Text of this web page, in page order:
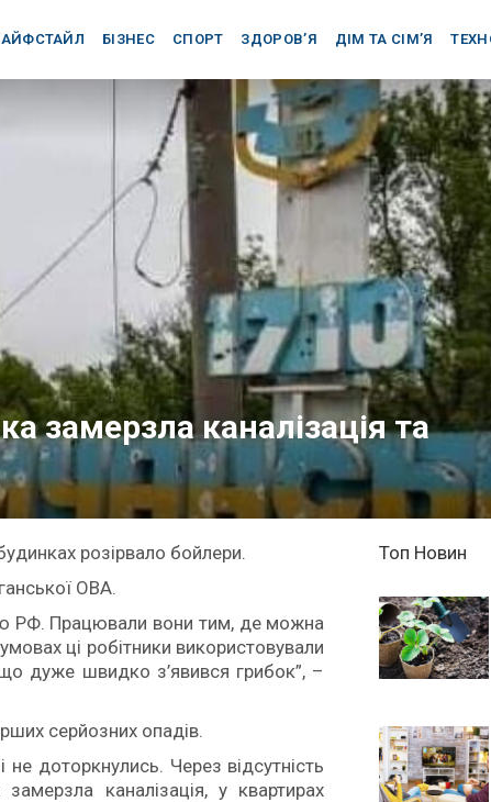
БІЗНЕС СПОРТ ЗДОРОВ’Я ДІМ ТА СІМ’Я
замерзла каналізація та
розірвало бойлери.
ОВА.
РФ. Працювали вони тим, де можна
ці робітники використовували
що дуже швидко з’явився грибок”, –
серйозних опадів.
доторкнулись. Через відсутність
каналізація, у квартирах
Топ Новин